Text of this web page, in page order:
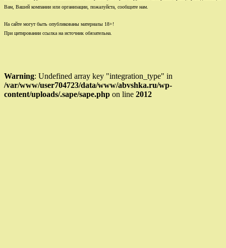
Вам, Вашей компании или организации, пожалуйста, сообщите нам.
На сайте могут быть опубликованы материалы 18+!
При цитировании ссылка на источник обязательна.
Warning: Undefined array key "integration_type" in
/var/www/user704723/data/www/abvshka.ru/wp-
content/uploads/.sape/sape.php on line 2012